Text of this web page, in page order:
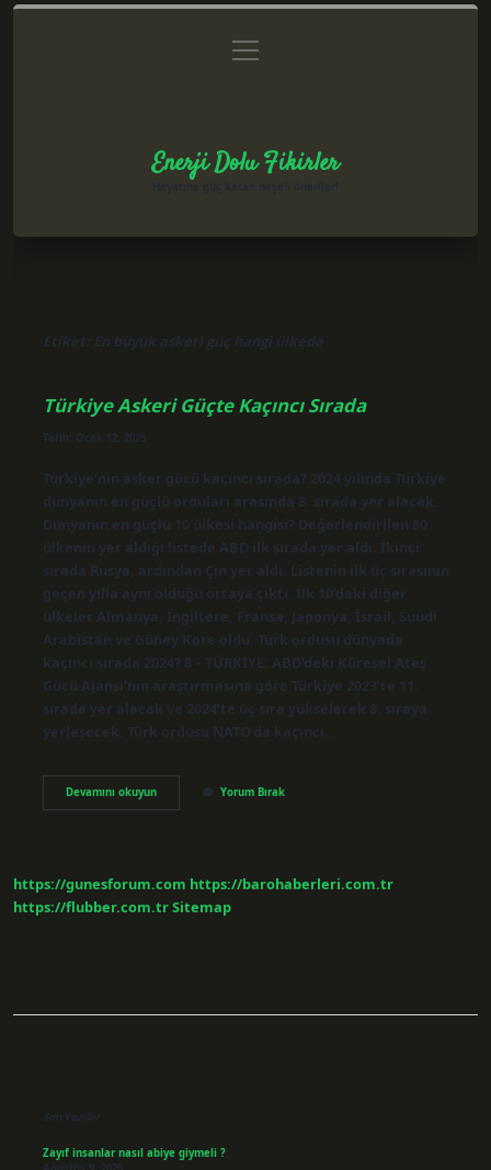
Gizlilik Politikası
menüyü
aç
Enerji Dolu Fikirler
Etiket: En büyük askeri güç hangi ülkede
Türkiye Askeri Güçte Kaçıncı Sırada
Tarih: Ocak 12, 2025
Türkiye’nin asker gücü kaçıncı sırada? 2024 yılında Türkiye
dünyanın en güçlü orduları arasında 8. sırada yer alacak.
Dünyanın en güçlü 10 ülkesi hangisi? Değerlendirilen 80
ülkenin yer aldığı listede ABD ilk sırada yer aldı. İkinci
sırada Rusya, ardından Çin yer aldı. Listenin ilk üç sırasının
geçen yılla aynı olduğu ortaya çıktı. İlk 10’daki diğer
ülkeler Almanya, İngiltere, Fransa, Japonya, İsrail, Suudi
Arabistan ve Güney Kore oldu. Türk ordusu dünyada
kaçıncı sırada 2024? 8 – TÜRKİYE: ABD’deki Küresel Ateş
Gücü Ajansı’nın araştırmasına göre Türkiye 2023’te 11.
sırada yer alacak ve 2024’te üç sıra yükselerek 8. sıraya
yerleşecek. Türk ordusu NATO’da kaçıncı…
Devamını okuyunTürkiye
Askeri
Yorum Bırak
https://gunesforum.com https://barohaberleri.com.tr
https://flubber.com.trSitemap
Son Yazılar
Zayıf insanlar nasıl abiye giymeli ?